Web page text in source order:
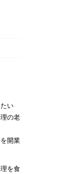
い
の老
開業
を食